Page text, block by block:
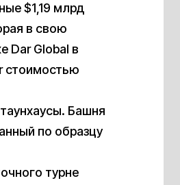
$1,19 млрд
в свою
Dar Global в
стоимостью
Башня
по образцу
турне